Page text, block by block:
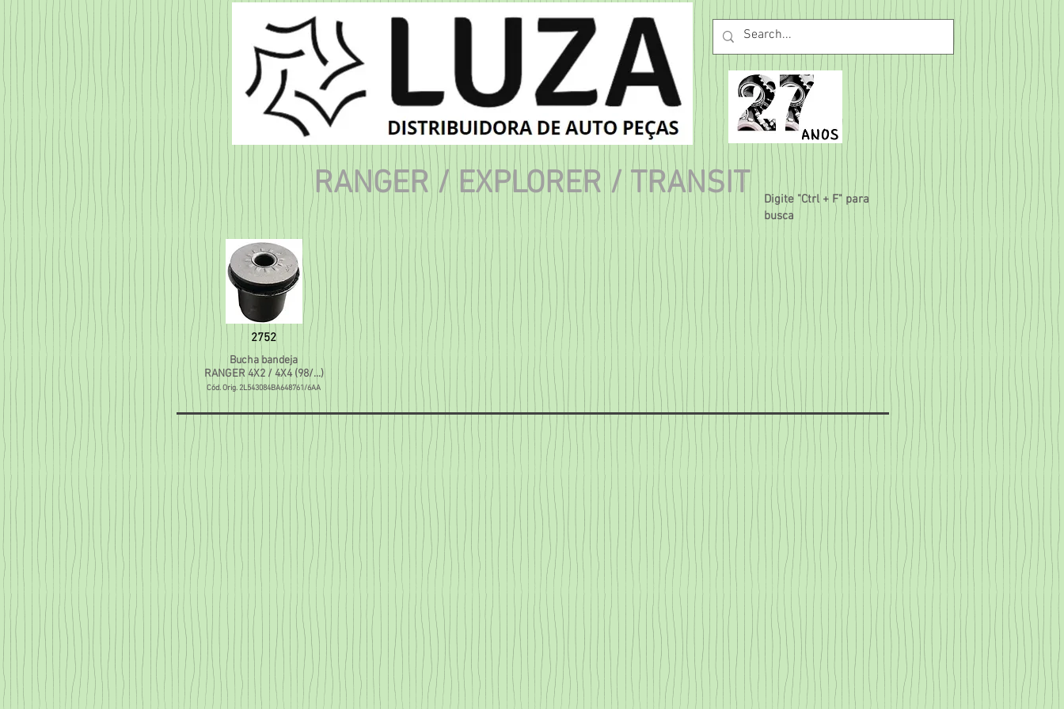
RANGER / EXPLORER / TRANSIT
Digite "Ctrl + F" para
busca
2752
Bucha bandeja
RANGER 4X2 / 4X4 (98/...)
Cód. Orig. 2L543084BA648761/6AA